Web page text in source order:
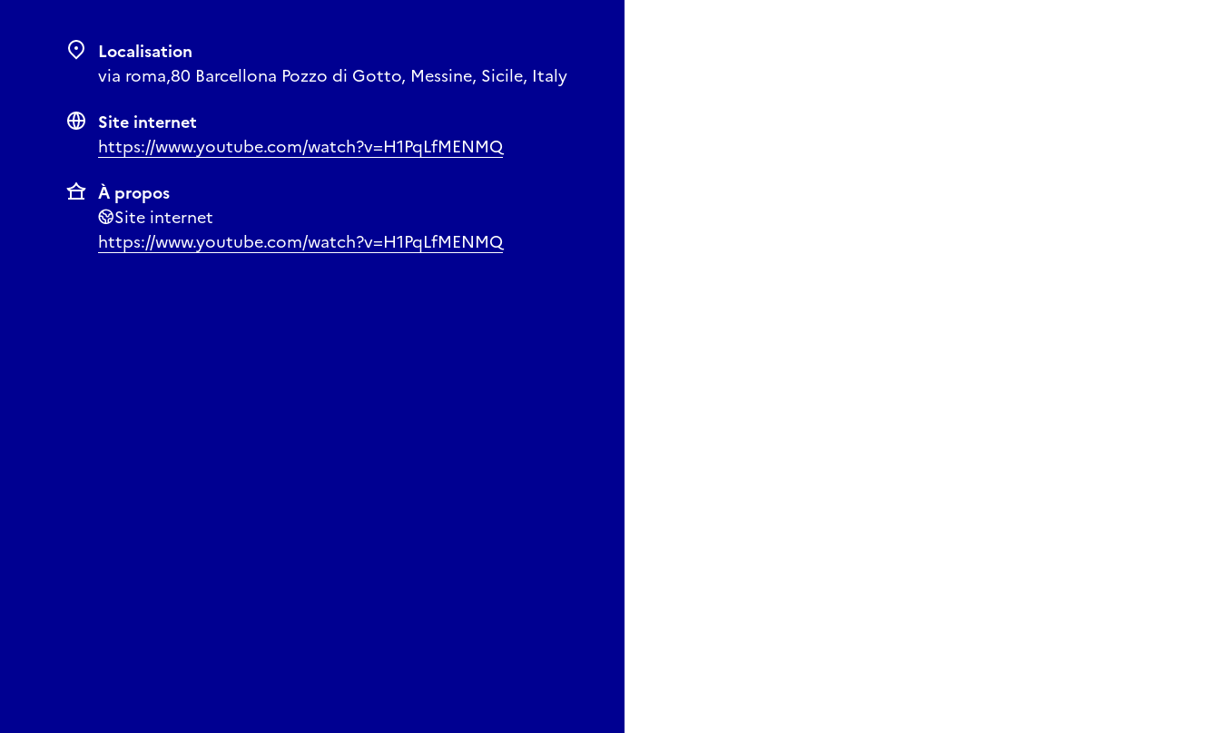
https://www.youtube.com/watch?v=H1PqLfMENMQ
Localisation
via roma,80 Barcellona Pozzo di Gotto, Messine, Sicile, Italy
Site internet
https://www.youtube.com/watch?v=H1PqLfMENMQ
À propos
Site internet
https://www.youtube.com/watch?v=H1PqLfMENMQ